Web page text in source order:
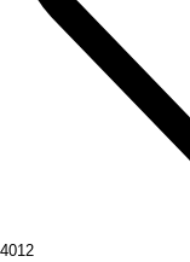
4012